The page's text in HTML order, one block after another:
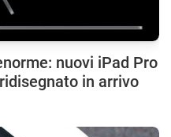
nuovi iPad Pro
in arrivo